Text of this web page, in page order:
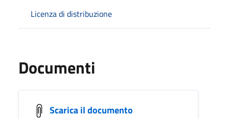
Licenza di distribuzione
Documenti
Scarica il documento